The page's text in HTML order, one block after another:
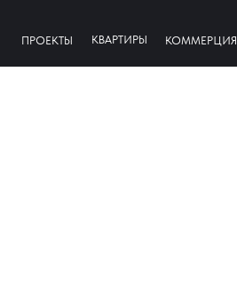
ПРОЕКТЫ КОММЕРЦИЯ
КВАРТИРЫ